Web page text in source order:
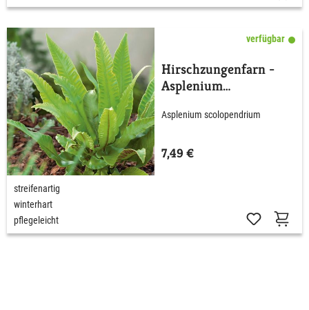
verfügbar
Hirschzungenfarn -
Asplenium
Asplenium scolopendrium
7,49 €
streifenartig
winterhart
pflegeleicht